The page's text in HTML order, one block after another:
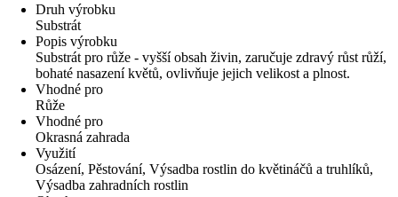
Druh výrobku
Substrát
Popis výrobku
Substrát pro růže - vyšší obsah živin, zaručuje zdravý růst růží,
bohaté nasazení květů, ovlivňuje jejich velikost a plnost.
Vhodné pro
Růže
Vhodné pro
Okrasná zahrada
Využití
Osázení, Pěstování, Výsadba rostlin do květináčů a truhlíků,
Výsadba zahradních rostlin